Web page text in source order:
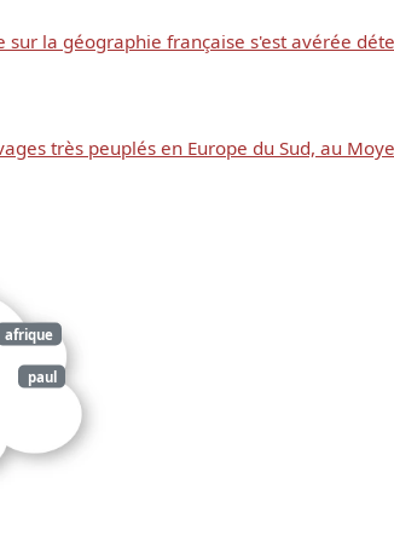
sur la géographie française s'est avérée
très peuplés en Europe du Sud, au
afrique
paul